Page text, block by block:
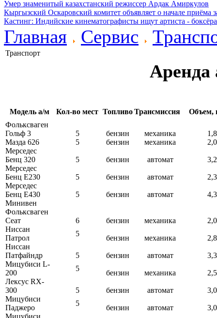
Умер знаменитый казахстанский режиссер Ардак Амиркулов
Кыргызский Оскаровский комитет объявляет о начале приёма
Кастинг: Индийские кинематографисты ищут артиста -
Главная Сервис
Транспорт
Аренда
Модель а/м Кол-во мест Топливо Трансмиссия
Объем,
Фольксваген
Гольф 3
5 бензин механика
1,8
Мазда 626
5 бензин механика
2,0
Мерседес
Бенц 320
5 бензин автомат
3,2
Мерседес
Бенц Е230
5 бензин автомат
2,3
Мерседес
Бенц Е430
5 бензин автомат
4,3
Минивен
Фольксваген
Сеат
6 бензин механика
2,0
Ниссан
Патрол
5
бензин механика
2,8
Ниссан
Патфайндр
5 бензин автомат
3,3
Мицубиси L-
200
5
бензин механика
2,5
Лексус RX-
300
5 бензин автомат
3,0
Мицубиси
Паджеро
5
бензин автомат
3,0